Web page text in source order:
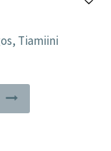
Tiamiini